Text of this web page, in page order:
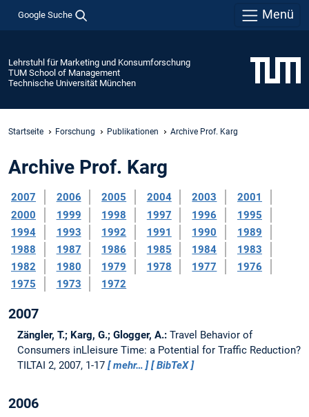
Google Suche Menü
Lehrstuhl für Marketing und Konsumforschung
TUM School of Management
Technische Universität München
Startseite Forschung Publikationen Archive Prof. Karg
Archive Prof. Karg
2007 2006 2005 2004 2003
2001
2000
1999 1998 1997 1996
1995
1994
1993 1992 1991 1990
1989
1988
1987 1986 1985 1984
1983
1982
1980 1979 1978 1977
1976
1975
1973 1972
2007
Zängler, T.; Karg, G.; Glogger, A.: Travel Behavior of
Consumers inLleisure Time: a Potential for Traffic Reduction?
TILTAI 2, 2007, 1-17
mehr… BibTeX
2006